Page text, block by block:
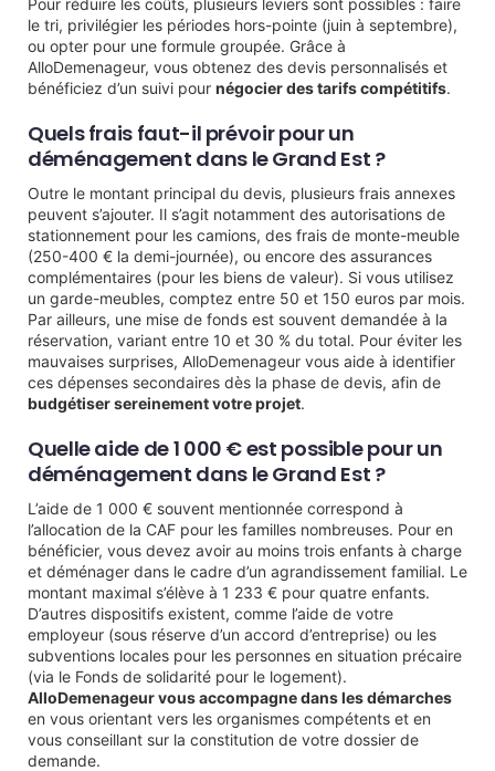
le tri, privilégier les périodes hors-pointe (juin à septembre),
ou opter pour une formule groupée. Grâce à
AlloDemenageur, vous obtenez des devis personnalisés et
bénéficiez d’un suivi pour négocier des tarifs compétitifs.
Quels frais faut-il prévoir pour un
déménagement dans le Grand Est ?
Outre le montant principal du devis, plusieurs frais annexes
peuvent s’ajouter. Il s’agit notamment des autorisations de
stationnement pour les camions, des frais de monte-meuble
(250-400 € la demi-journée), ou encore des assurances
complémentaires (pour les biens de valeur). Si vous utilisez
un garde-meubles, comptez entre 50 et 150 euros par mois.
Par ailleurs, une mise de fonds est souvent demandée à la
réservation, variant entre 10 et 30 % du total. Pour éviter les
mauvaises surprises, AlloDemenageur vous aide à identifier
ces dépenses secondaires dès la phase de devis, afin de
budgétiser sereinement votre projet.
Quelle aide de 1 000 € est possible pour un
déménagement dans le Grand Est ?
L’aide de 1 000 € souvent mentionnée correspond à
l’allocation de la CAF pour les familles nombreuses. Pour en
bénéficier, vous devez avoir au moins trois enfants à charge
et déménager dans le cadre d’un agrandissement familial. Le
montant maximal s’élève à 1 233 € pour quatre enfants.
D’autres dispositifs existent, comme l’aide de votre
employeur (sous réserve d’un accord d’entreprise) ou les
subventions locales pour les personnes en situation précaire
(via le Fonds de solidarité pour le logement).
AlloDemenageur vous accompagne dans les démarches
en vous orientant vers les organismes compétents et en
vous conseillant sur la constitution de votre dossier de
demande.